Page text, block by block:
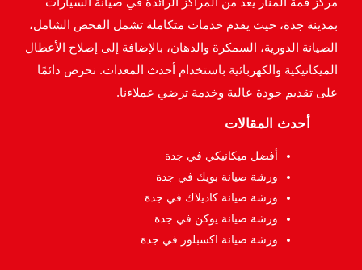
بمدينة جدة، حيث يقدم خدمات متكاملة تشمل الفحص الشامل،
الصيانة الدورية، السمكرة والدهان، بالإضافة إلى إصلاح الأعطال
الميكانيكية والكهربائية باستخدام أحدث المعدات. نحرص دائمًا
على تقديم جودة عالية وخدمة ترضي عملاءنا.
أحدث المقالات
أفضل ميكانيكي في جدة
ورشة صيانة بويك في جدة
ورشة صيانة كاديلاك في جدة
ورشة صيانة يوكن في جدة
ورشة صيانة اكسبلور في جدة